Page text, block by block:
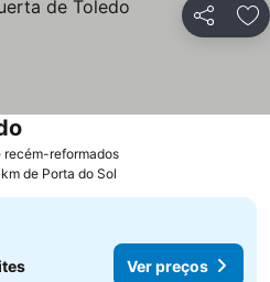
Partilhar
recém-reformados
de Porta do Sol
Ver preços